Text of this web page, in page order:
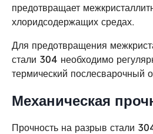
предотвращает
хлоридсодержащих средах.
Для предотвращения
стали 304 необходимо
термический послесварочный
Механическая
Прочность на разрыв стали